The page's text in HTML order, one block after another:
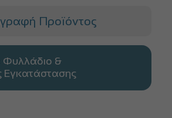
Προϊόντος
Φυλλάδιο &
Εγκατάστασης